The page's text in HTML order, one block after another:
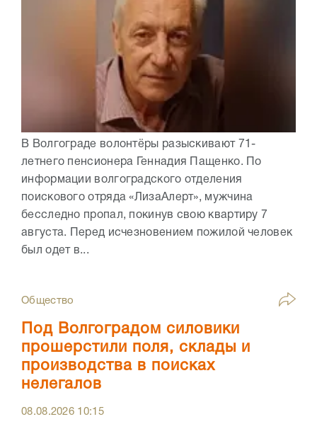
В Волгограде волонтёры разыскивают 71-
летнего пенсионера Геннадия Пащенко. По
информации волгоградского отделения
поискового отряда «ЛизаАлерт», мужчина
бесследно пропал, покинув свою квартиру 7
августа. Перед исчезновением пожилой человек
был одет в...
Общество
Под Волгоградом силовики
прошерстили поля, склады и
производства в поисках
нелегалов
08.08.2026 10:15